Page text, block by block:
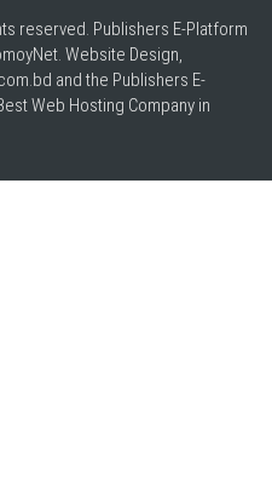
reserved. Publishers E-Platform
Website Design,
and the Publishers E-
Web Hosting Company in